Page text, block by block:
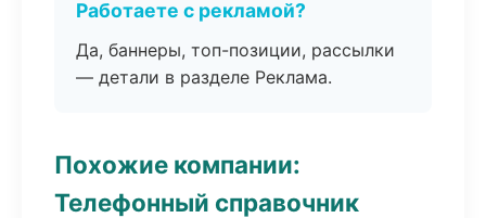
Работаете с рекламой?
Да, баннеры, топ-позиции, рассылки
— детали в разделе Реклама.
Похожие компании:
Телефонный справочник